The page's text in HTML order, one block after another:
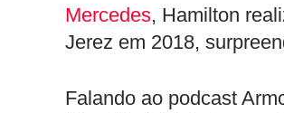
Mercedes, Hamilton
Jerez em 2018,
Falando ao podcast